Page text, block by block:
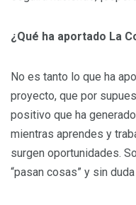
¿Qué ha aportado La
No es tanto lo que ha
proyecto, que por
positivo que ha
mientras aprendes y
surgen oportunidades.
“pasan cosas” y sin